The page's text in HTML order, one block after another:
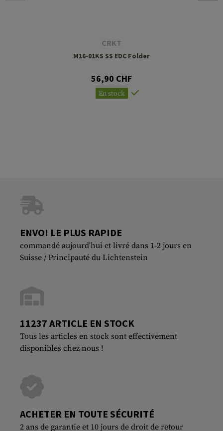
CRKT
M16-01KS SS EDC Folder
56,90 CHF
En stock
ENVOI LE PLUS RAPIDE
commandé aujourd'hui et livré dans 1-2 jours en
Suisse / Principauté du Lichtenstein
11237 ARTICLE EN STOCK
Tous les articles en stock sont effectivement
disponibles chez nous !
ACHETER EN TOUTE SÉCURITÉ
2 ans de garantie et 10 jours de droit de retour